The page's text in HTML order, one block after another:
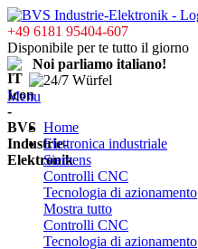
+49 6181 95404-607
Disponibile per te tutto il giorno
Noi parliamo italiano!
Menu
Home
Elettronica industriale
Siemens
Controlli CNC
Tecnologia di azionamento
Mostra tutto
Controlli CNC
Tecnologia di azionamento